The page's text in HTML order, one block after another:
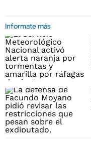
Informate más